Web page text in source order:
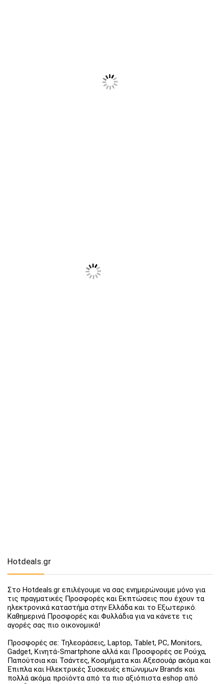
Hotdeals.gr
Στο Hotdeals.gr επιλέγουμε να σας ενημερώνουμε μόνο για
τις πραγματικές Προσφορές και Εκπτώσεις που έχουν τα
ηλεκτρονικά καταστήμα στην Ελλάδα και το Εξωτερικό.
Καθημερινά Προσφορές και Φυλλάδια για να κάνετε τις
αγορές σας πιο οικονομικά!
Προσφορές σε: Τηλεοράσεις, Laptop, Tablet, PC, Monitors,
Gadget, Κινητά-Smartphone αλλά και Προσφορές σε Ρούχα,
Παπούτσια και Τσάντες, Κοσμήματα και Αξεσουάρ ακόμα και
Έπιπλα και Ηλεκτρικές Συσκευές επώνυμων Brands και
πολλά ακόμα προϊόντα από τα πιο αξιόπιστα eshop από